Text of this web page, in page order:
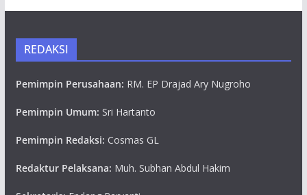
REDAKSI
Pemimpin Perusahaan: RM. EP Drajad Ary Nugroho
Pemimpin Umum: Sri Hartanto
Pemimpin Redaksi: Cosmas GL
Redaktur Pelaksana: Muh. Subhan Abdul Hakim